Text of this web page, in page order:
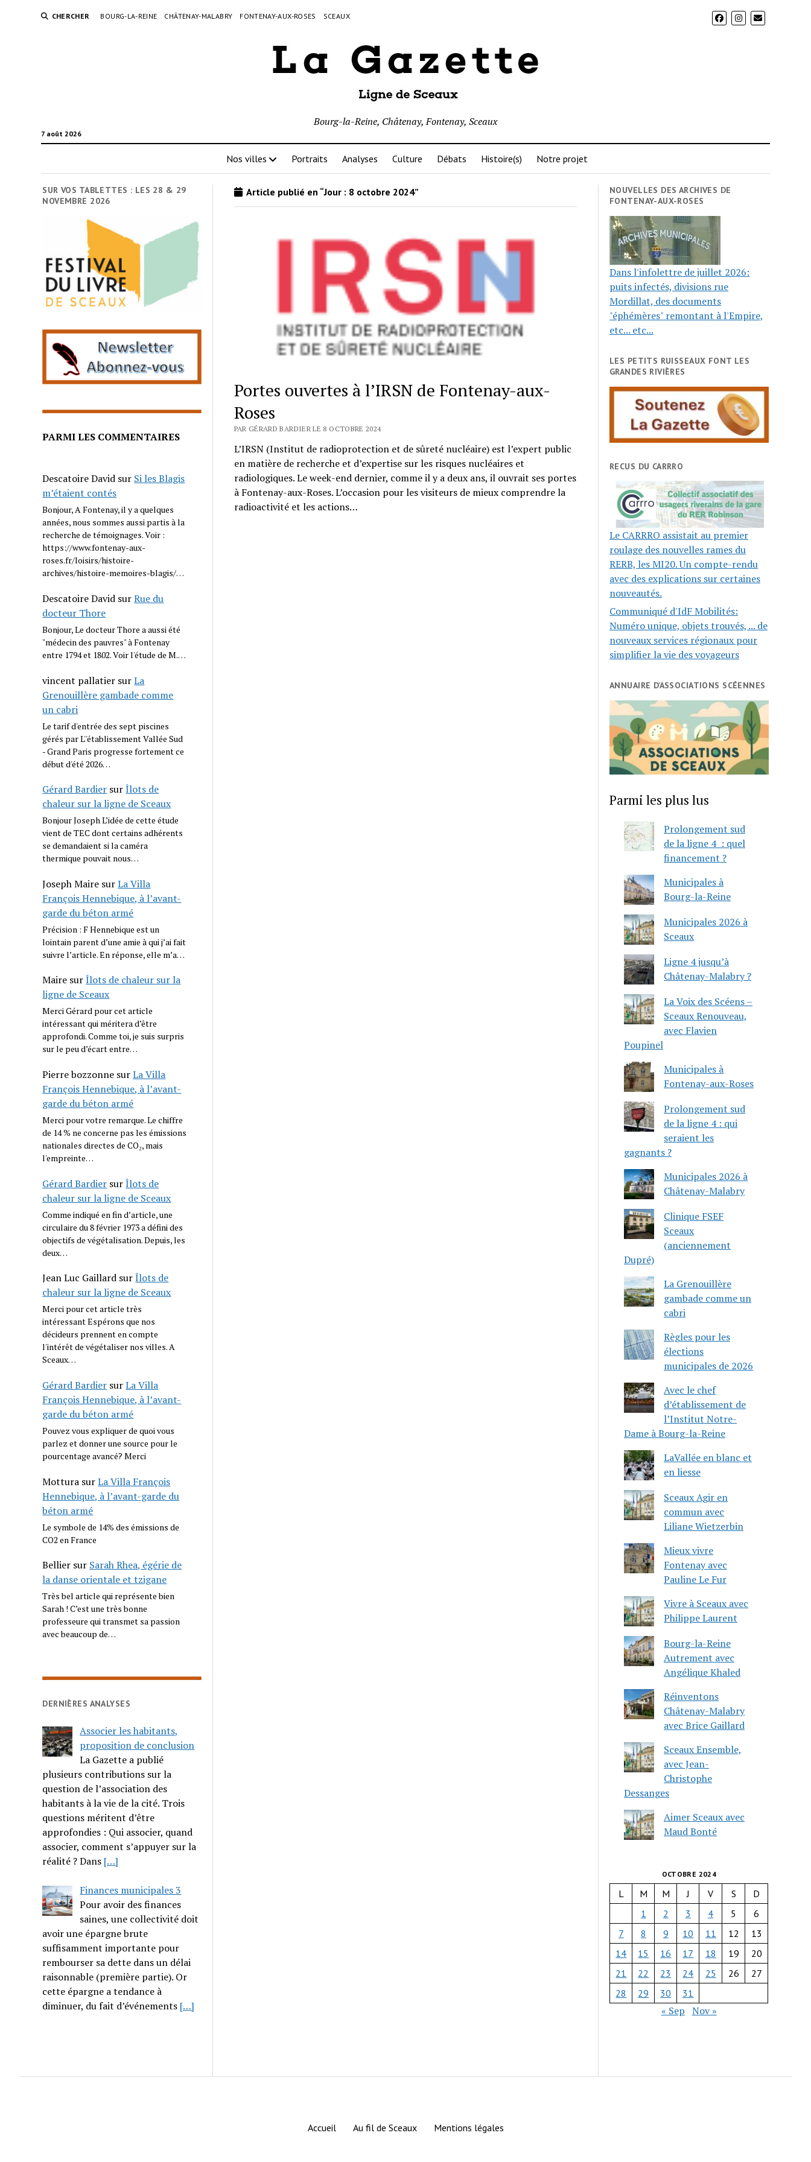
CHERCHER BOURG-LA-REINE CHÂTENAY-MALABRY FONTENAY-AUX-ROSES SCEAUX
7 août 2026
Bourg-la-Reine, Châtenay, Fontenay, Sceaux
Nos villes Portraits Analyses Culture Débats Histoire(s) Notre projet
SUR VOS TABLETTES : LES 28 & 29
NOVEMBRE 2026
PARMI LES COMMENTAIRES
Descatoire David sur Si les Blagis
m’étaient contés
Bonjour, A Fontenay, il y a quelques
années, nous sommes aussi partis à la
recherche de témoignages. Voir :
https://www.fontenay-aux-
roses.fr/loisirs/histoire-
archives/histoire-memoires-blagis/…
Descatoire David surRue du
docteur Thore
Bonjour, Le docteur Thore a aussi été
"médecin des pauvres" à Fontenay
entre 1794 et 1802. Voir l'étude de M.…
vincent pallatier surLa
Grenouillère gambade comme
un cabri
Le tarif d'entrée des sept piscines
gérés par L''établissement Vallée Sud
- Grand Paris progresse fortement ce
début d'été 2026…
Gérard Bardier surÎlots de
chaleur sur la ligne de Sceaux
Bonjour Joseph L’idée de cette étude
vient de TEC dont certains adhérents
se demandaient si la caméra
thermique pouvait nous…
Joseph Maire surLa Villa
François Hennebique, à l’avant-
garde du béton armé
Précision : F Hennebique est un
lointain parent d’une amie à qui j’ai fait
suivre l’article. En réponse, elle m’a…
Maire surÎlots de chaleur sur la
ligne de Sceaux
Merci Gérard pour cet article
intéressant qui méritera d’être
approfondi. Comme toi, je suis surpris
sur le peu d’écart entre…
Pierre bozzonne surLa Villa
François Hennebique, à l’avant-
garde du béton armé
Merci pour votre remarque. Le chiffre
de 14 % ne concerne pas les émissions
nationales directes de CO₂, mais
l'empreinte…
Gérard Bardier surÎlots de
chaleur sur la ligne de Sceaux
Comme indiqué en fin d’article, une
circulaire du 8 février 1973 a défini des
objectifs de végétalisation. Depuis, les
deux…
Jean Luc Gaillard surÎlots de
chaleur sur la ligne de Sceaux
Merci pour cet article très
intéressant Espérons que nos
décideurs prennent en compte
l'intérêt de végétaliser nos villes. A
Sceaux…
Gérard Bardier surLa Villa
François Hennebique, à l’avant-
garde du béton armé
Pouvez vous expliquer de quoi vous
parlez et donner une source pour le
pourcentage avancé? Merci
Mottura surLa Villa François
Hennebique, à l’avant-garde du
béton armé
Le symbole de 14% des émissions de
CO2 en France
Bellier sur Sarah Rhea, égérie de
la danse orientale et tzigane
Très bel article qui représente bien
Sarah ! C’est une très bonne
professeure qui transmet sa passion
avec beaucoup de…
DERNIÈRES ANALYSES
Associer les habitants,
proposition de conclusion
La Gazette a publié
plusieurs contributions sur la
question de l’association des
habitants à la vie de la cité. Trois
questions méritent d’être
approfondies : Qui associer, quand
associer, comment s’appuyer sur la
réalité ? Dans […]
Finances municipales 3
Pour avoir des finances
saines, une collectivité doit
avoir une épargne brute
suffisamment importante pour
rembourser sa dette dans un délai
raisonnable (première partie). Or
cette épargne a tendance à
diminuer, du fait d’événements […]
Article publié en “Jour : 8 octobre 2024”
Portes ouvertes à l’IRSN de Fontenay-aux-
Roses
PAR GÉRARD BARDIER LE 8 OCTOBRE 2024
L’IRSN (Institut de radioprotection et de sûreté nucléaire) est ​l’expert public
en matière de recherche et d’expertise sur les risques nucléaires et
radiologiques. Le week-end dernier, comme il y a deux ans, il ouvrait ses portes
à Fontenay-aux-Roses. L’occasion pour les visiteurs de mieux comprendre la
radioactivité et les actions…
NOUVELLES DES ARCHIVES DE
FONTENAY-AUX-ROSES
Dans l'infolettre de juillet 2026:
puits infectés, divisions rue
Mordillat, des documents
"éphémères" remontant à l'Empire,
etc... etc...
LES PETITS RUISSEAUX FONT LES
GRANDES RIVIÈRES
RECUS DU CARRRO
Le CARRRO assistait au premier
roulage des nouvelles rames du
RERB, les MI20. Un compte-rendu
avec des explications sur certaines
nouveautés.
Communiqué d'IdF Mobilités:
Numéro unique, objets trouvés, ... de
nouveaux services régionaux pour
simplifier la vie des voyageurs
ANNUAIRE D’ASSOCIATIONS SCÉENNES
Parmi les plus lus
Prolongement sud
de la ligne 4 : quel
financement ?
Municipales à
Bourg-la-Reine
Municipales 2026 à
Sceaux
Ligne 4 jusqu’à
Châtenay-Malabry ?
La Voix des Scéens –
Sceaux Renouveau,
avec Flavien
Poupinel
Municipales à
Fontenay-aux-Roses
Prolongement sud
de la ligne 4 : qui
seraient les
gagnants ?
Municipales 2026 à
Châtenay-Malabry
Clinique FSEF
Sceaux
(anciennement
Dupré)
La Grenouillère
gambade comme un
cabri
Règles pour les
élections
municipales de 2026
Avec le chef
d’établissement de
l’Institut Notre-
Dame à Bourg-la-Reine
LaVallée en blanc et
en liesse
Sceaux Agir en
commun avec
Liliane Wietzerbin
Mieux vivre
Fontenay avec
Pauline Le Fur
Vivre à Sceaux avec
Philippe Laurent
Bourg-la-Reine
Autrement avec
Angélique Khaled
Réinventons
Châtenay-Malabry
avec Brice Gaillard
Sceaux Ensemble,
avec Jean-
Christophe
Dessanges
Aimer Sceaux avec
Maud Bonté
OCTOBRE 2024
L M M J V S
D
1
2 3 4 5
6
7
8 9 10 11 12
13
14
15 16 17 18 19
20
21
22 23 24 25 26
27
28
29 30 31
« Sep Nov »
Accueil Au fil de Sceaux Mentions légales